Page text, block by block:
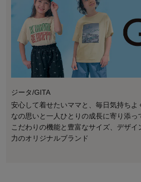
ジータ/GITA
安心して着せたいママと、毎日気持ちよ
なの思いと一人ひとりの成長に寄り添っ
こだわりの機能と豊富なサイズ、デザ
力のオリジナルブランド